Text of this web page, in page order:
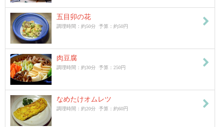
五目卯の花
調理時間：約50分 予算：約50円
肉豆腐
調理時間：約30分 予算：250円
なめたけオムレツ
調理時間：約20分 予算：約60円